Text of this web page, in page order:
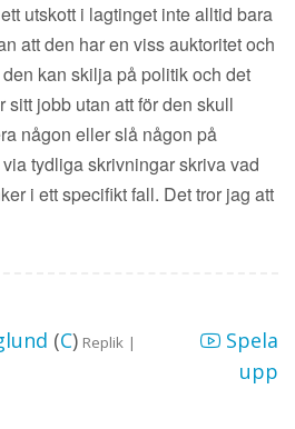
utskott i lagtinget inte alltid bara
att den har en viss auktoritet och
kan skilja på politik och det
sitt jobb utan att för den skull
någon eller slå någon på
tydliga skrivningar skriva vad
i ett specifikt fall. Det tror jag att
(C) Replik |
Spela
upp